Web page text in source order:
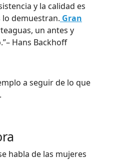
y la calidad es
lo demuestran. Gran
un antes y
Hans Backhoff
a seguir de lo que
habla de las mujeres